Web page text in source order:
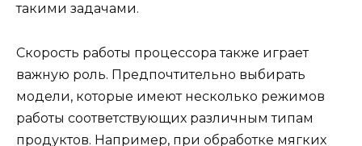
такими задачами.
Скорость работы процессора также играет
важную роль. Предпочтительно выбирать
модели, которые имеют несколько режимов
работы соответствующих различным типам
продуктов. Например, при обработке мягких